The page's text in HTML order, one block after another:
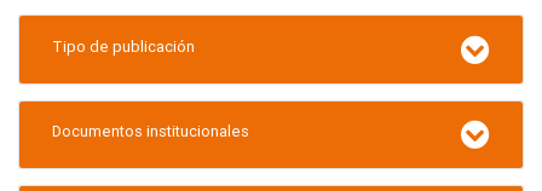
Tipo de publicación
Documentos institucionales